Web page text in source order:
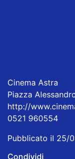
Cinema Astra
Piazza
http://
0521 960554
Pubblicato il 25/
Condividi